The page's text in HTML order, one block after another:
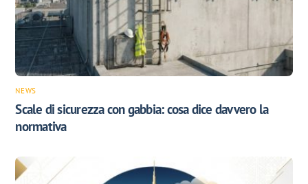
NEWS
Scale di sicurezza con gabbia: cosa dice davvero la
normativa